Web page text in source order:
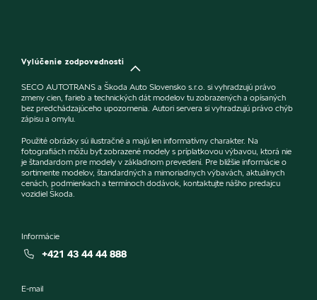
Vylúčenie zodpovednosti
SECO AUTOTRANS a Škoda Auto Slovensko s.r.o. si vyhradzujú právo
zmeny cien, farieb a technických dát modelov tu zobrazených a opísaných
bez predchádzajúceho upozornenia. Autori servera si vyhradzujú právo chýb
zápisu a omylu.
Použité obrázky sú ilustračné a majú len informatívny charakter. Na
fotografiách môžu byť zobrazené modely s príplatkovou výbavou, ktorá nie
je štandardom pre modely v základnom prevedení. Pre bližšie informácie o
sortimente modelov, štandardných a mimoriadnych výbavách, aktuálnych
cenách, podmienkach a termínoch dodávok, kontaktujte nášho predajcu
vozidiel Škoda.
Informácie
+421 43 44 44 888
E-mail